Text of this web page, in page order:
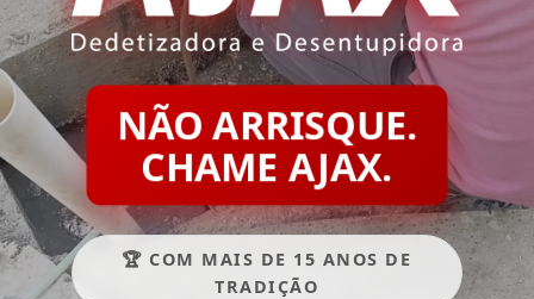
NÃO ARRISQUE.
CHAME AJAX.
🏆 COM MAIS DE 15 ANOS DE
TRADIÇÃO